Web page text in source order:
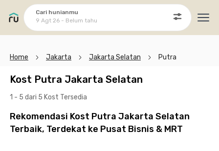
Cari hunianmu
9 Agt 26 - Belum tahu
Home Jakarta Jakarta Selatan Putra
Kost Putra Jakarta Selatan
1 - 5 dari 5 Kost Tersedia
Rekomendasi Kost Putra Jakarta Selatan
Terbaik, Terdekat ke Pusat Bisnis & MRT